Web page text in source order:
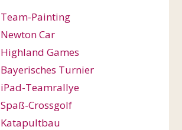
Team-Painting
Newton Car
Highland Games
Bayerisches Turnier
iPad-Teamrallye
Spaß-Crossgolf
Katapultbau